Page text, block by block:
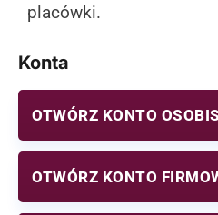
placówki.
Konta
OTWÓRZ KONTO
OTWÓRZ KONTO